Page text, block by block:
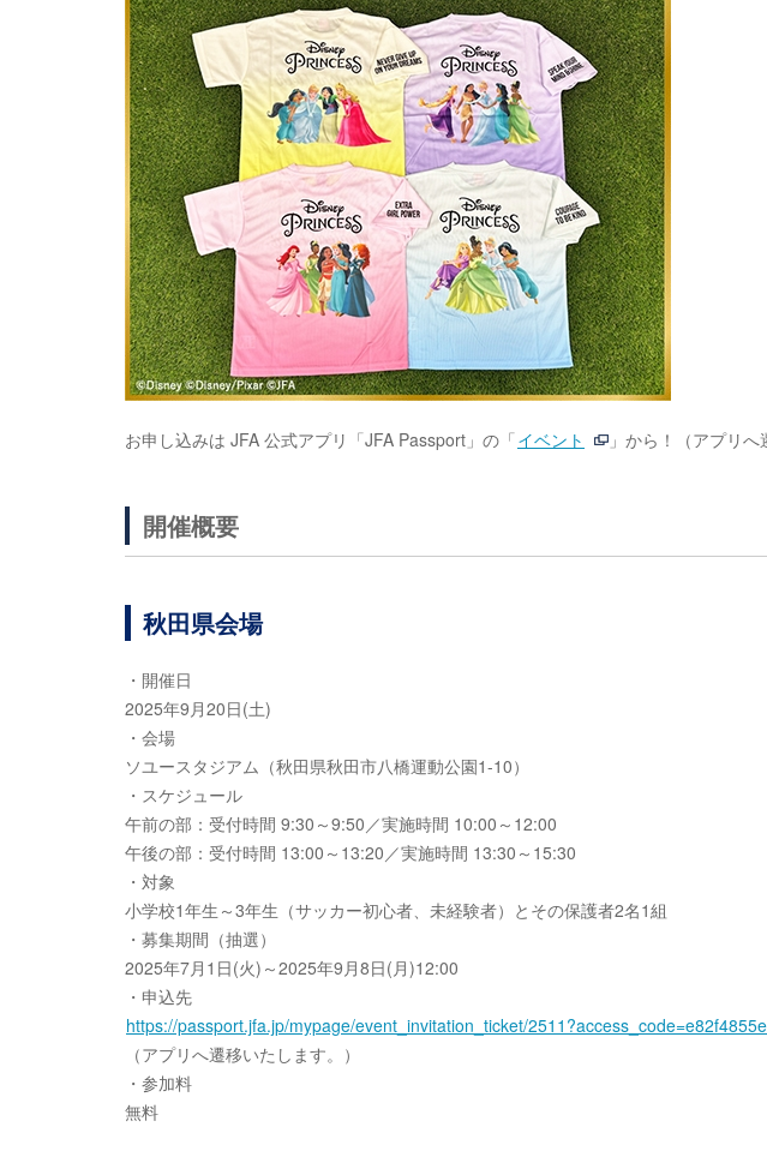
お申し込みは JFA 公式アプリ「JFA Passport」の「イベント 」から！（アプリへ
開催概要
秋田県会場
・開催日
2025年9月20日(土)
・会場
ソユースタジアム（秋田県秋田市八橋運動公園1-10）
・スケジュール
午前の部：受付時間 9:30～9:50／実施時間 10:00～12:00
午後の部：受付時間 13:00～13:20／実施時間 13:30～15:30
・対象
小学校1年生～3年生（サッカー初心者、未経験者）とその保護者2名1組
・募集期間（抽選）
2025年7月1日(火)～2025年9月8日(月)12:00
・申込先
https://passport.jfa.jp/mypage/event_invitation_ticket/
（アプリへ遷移いたします。）
・参加料
無料